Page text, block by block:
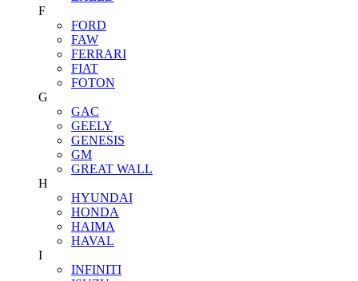
F
FORD
FAW
FERRARI
FIAT
FOTON
G
GAC
GEELY
GENESIS
GM
GREAT WALL
H
HYUNDAI
HONDA
HAIMA
HAVAL
I
INFINITI